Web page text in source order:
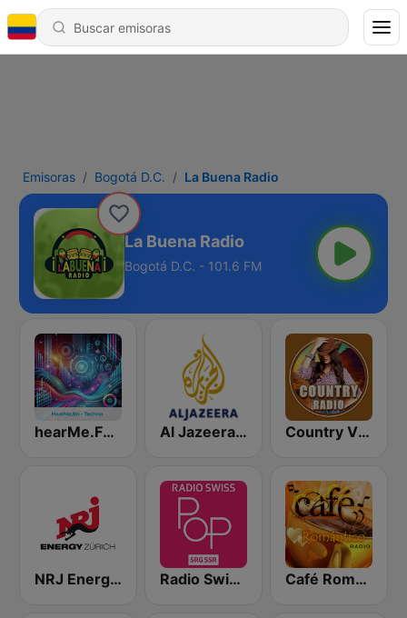
Emisoras Bogotá D.C. La Buena Radio
La Buena Radio
Bogotá D.C. - 101.6 FM
hearMe.FM Techno Al Jazeera Arabic (قناة الجزيرة) Country Vibes
NRJ Energy Zürich Radio Swiss Pop Café Romántico Radio